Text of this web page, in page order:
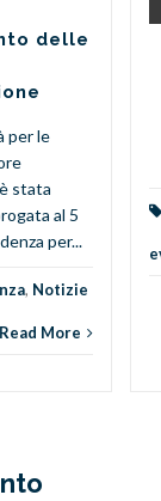
delle
per le
stata
al 5
per...
, Notizie
Read More